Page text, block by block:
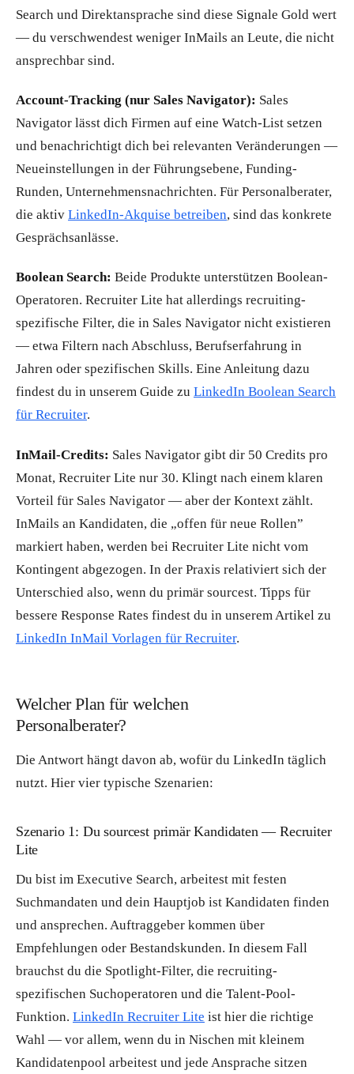
Search und Direktansprache sind diese Signale Gold wert
— du verschwendest weniger InMails an Leute, die nicht
ansprechbar sind.
Account-Tracking (nur Sales Navigator): Sales
Navigator lässt dich Firmen auf eine Watch-List setzen
und benachrichtigt dich bei relevanten Veränderungen —
Neueinstellungen in der Führungsebene, Funding-
Runden, Unternehmensnachrichten. Für Personalberater,
die aktiv LinkedIn-Akquise betreiben, sind das konkrete
Gesprächsanlässe.
Boolean Search: Beide Produkte unterstützen Boolean-
Operatoren. Recruiter Lite hat allerdings recruiting-
spezifische Filter, die in Sales Navigator nicht existieren
— etwa Filtern nach Abschluss, Berufserfahrung in
Jahren oder spezifischen Skills. Eine Anleitung dazu
findest du in unserem Guide zu LinkedIn Boolean Search
für Recruiter.
InMail-Credits: Sales Navigator gibt dir 50 Credits pro
Monat, Recruiter Lite nur 30. Klingt nach einem klaren
Vorteil für Sales Navigator — aber der Kontext zählt.
InMails an Kandidaten, die „offen für neue Rollen”
markiert haben, werden bei Recruiter Lite nicht vom
Kontingent abgezogen. In der Praxis relativiert sich der
Unterschied also, wenn du primär sourcest. Tipps für
bessere Response Rates findest du in unserem Artikel zu
LinkedIn InMail Vorlagen für Recruiter.
Welcher Plan für welchen
Personalberater?
Die Antwort hängt davon ab, wofür du LinkedIn täglich
nutzt. Hier vier typische Szenarien:
Szenario 1: Du sourcest primär Kandidaten — Recruiter
Lite
Du bist im Executive Search, arbeitest mit festen
Suchmandaten und dein Hauptjob ist Kandidaten finden
und ansprechen. Auftraggeber kommen über
Empfehlungen oder Bestandskunden. In diesem Fall
brauchst du die Spotlight-Filter, die recruiting-
spezifischen Suchoperatoren und die Talent-Pool-
Funktion. LinkedIn Recruiter Lite ist hier die richtige
Wahl — vor allem, wenn du in Nischen mit kleinem
Kandidatenpool arbeitest und jede Ansprache sitzen